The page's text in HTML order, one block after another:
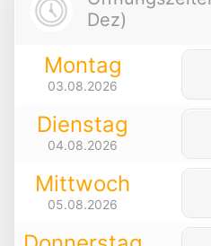
Dez)
Montag
03.08.2026
Dienstag
04.08.2026
Mittwoch
05.08.2026